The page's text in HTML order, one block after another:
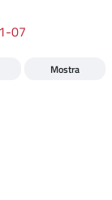
07
Mostra